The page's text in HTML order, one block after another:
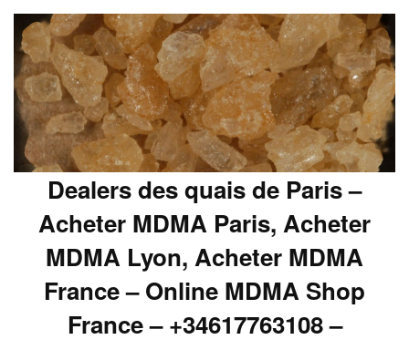
Dealers des quais de Paris –
Acheter MDMA Paris, Acheter
MDMA Lyon, Acheter MDMA
France – Online MDMA Shop
France – +34617763108 –